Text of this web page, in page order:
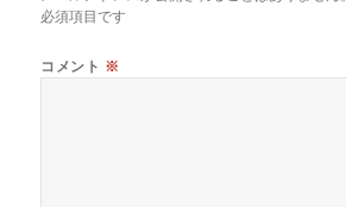
必須項目です
コメント ※